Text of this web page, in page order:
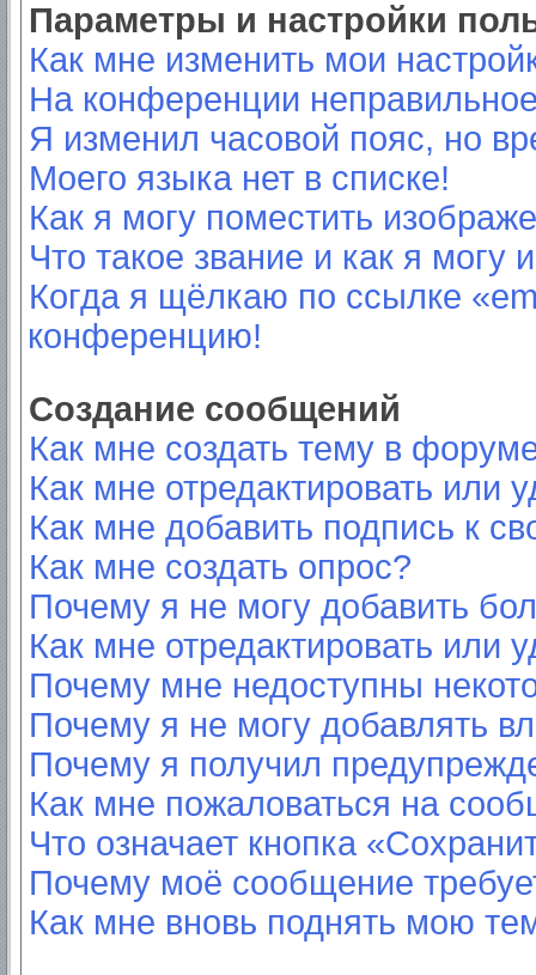
Параметры и настройки
Как мне изменить мои
На конференции
Я изменил часовой пояс, но
Моего языка нет в списке!
Как я могу поместить
Что такое звание и как я могу
Когда я щёлкаю по ссылке
конференцию!
Создание сообщений
Как мне создать тему в
Как мне отредактировать или
Как мне добавить подпись к
Как мне создать опрос?
Почему я не могу добавить
Как мне отредактировать или
Почему мне недоступны
Почему я не могу добавлять
Почему я получил
Как мне пожаловаться на
Что означает кнопка
Почему моё сообщение
Как мне вновь поднять мою